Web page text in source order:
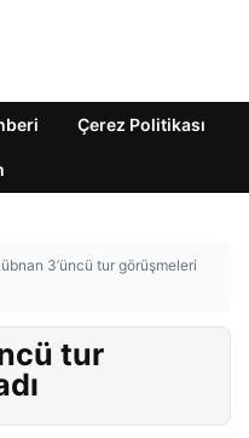
Çerez Politikası
3’üncü tur görüşmeleri
tur